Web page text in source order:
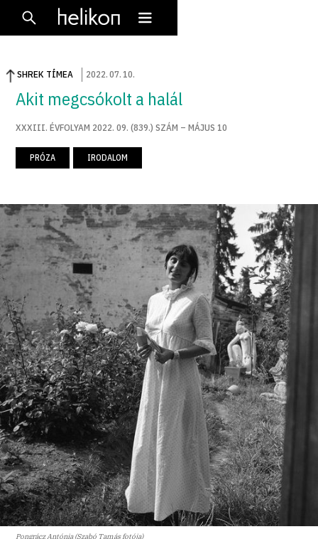
SHREK TÍMEA 2022.07. 10.
Akit megcsókolt a halál
XXXIII. ÉVFOLYAM 2022. 09. (839.) SZÁM – MÁJUS 10
PRÓZA IRODALOM
Pongrácz Antónia (Szabó Tamás fotója)